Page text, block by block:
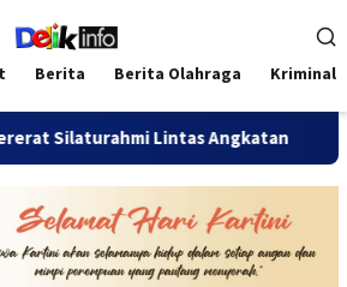
Berita Berita Olahraga Kriminal
Lintas Angkatan Jalan Sehat